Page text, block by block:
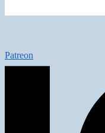
Patreon